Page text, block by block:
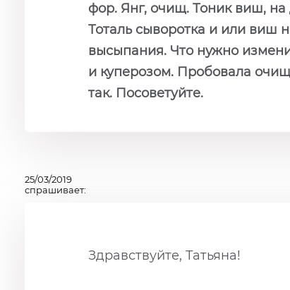
фор. Янг, очищ. Тоник виш, на
Тоталь сыворотка и или виш
высыпания. Что нужно
и куперозом. Пробовала
так. Посоветуйте.
25/03/2019
спрашивает:
Здравствуйте, Татьяна!